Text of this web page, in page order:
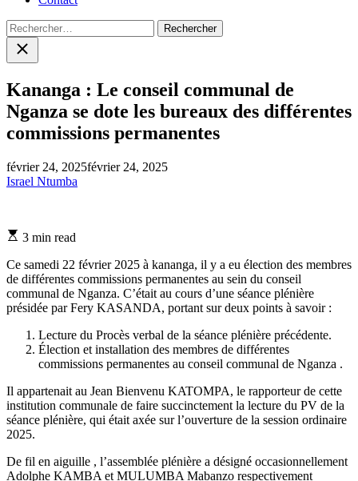
Rechercher :
Close
search
Kananga : Le conseil communal de
Nganza se dote les bureaux des différentes
commissions permanentes
février 24, 2025février 24, 2025
Israel Ntumba
Estimated
time
3 min read
Ce samedi 22 février 2025 à kananga, il y a eu élection des membres
de différentes commissions permanentes au sein du conseil
communal de Nganza. C’était au cours d’une séance plénière
présidée par Fery KASANDA, portant sur deux points à savoir :
Lecture du Procès verbal de la séance plénière précédente.
Élection et installation des membres de différentes
commissions permanentes au conseil communal de Nganza .
Il appartenait au Jean Bienvenu KATOMPA, le rapporteur de cette
institution communale de faire succinctement la lecture du PV de la
séance plénière, qui était axée sur l’ouverture de la session ordinaire
2025.
De fil en aiguille , l’assemblée plénière a désigné occasionnellement
Adolphe KAMBA et MULUMBA Mabanzo respectivement